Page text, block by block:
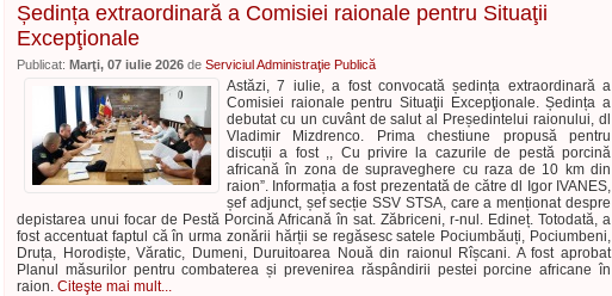
Ședința extraordinară a Comisiei raionale pentru Situaţii
Excepţionale
Publicat: Marţi, 07 iulie 2026 de Serviciul Administraţie Publică
Astăzi, 7 iulie, a fost convocată ședința extraordinară a
Comisiei raionale pentru Situaţii Excepţionale. Ședința a
debutat cu un cuvânt de salut al Președintelui raionului, dl
Vladimir Mizdrenco. Prima chestiune propusă pentru
discuții a fost ,, Cu privire la cazurile de pestă porcină
africană în zona de supraveghere cu raza de 10 km din
raion”. Informația a fost prezentată de către dl Igor IVANES,
șef adjunct, șef secție SSV STSA, care a menționat despre
depistarea unui focar de Pestă Porcină Africană în sat. Zăbriceni, r-nul. Edineț. Totodată, a
fost accentuat faptul că în urma zonării hărții se regăsesc satele Pociumbăuți, Pociumbeni,
Druța, Horodiște, Văratic, Dumeni, Duruitoarea Nouă din raionul Rîșcani. A fost aprobat
Planul măsurilor pentru combaterea și prevenirea răspândirii pestei porcine africane în
raion. Citeşte mai mult...